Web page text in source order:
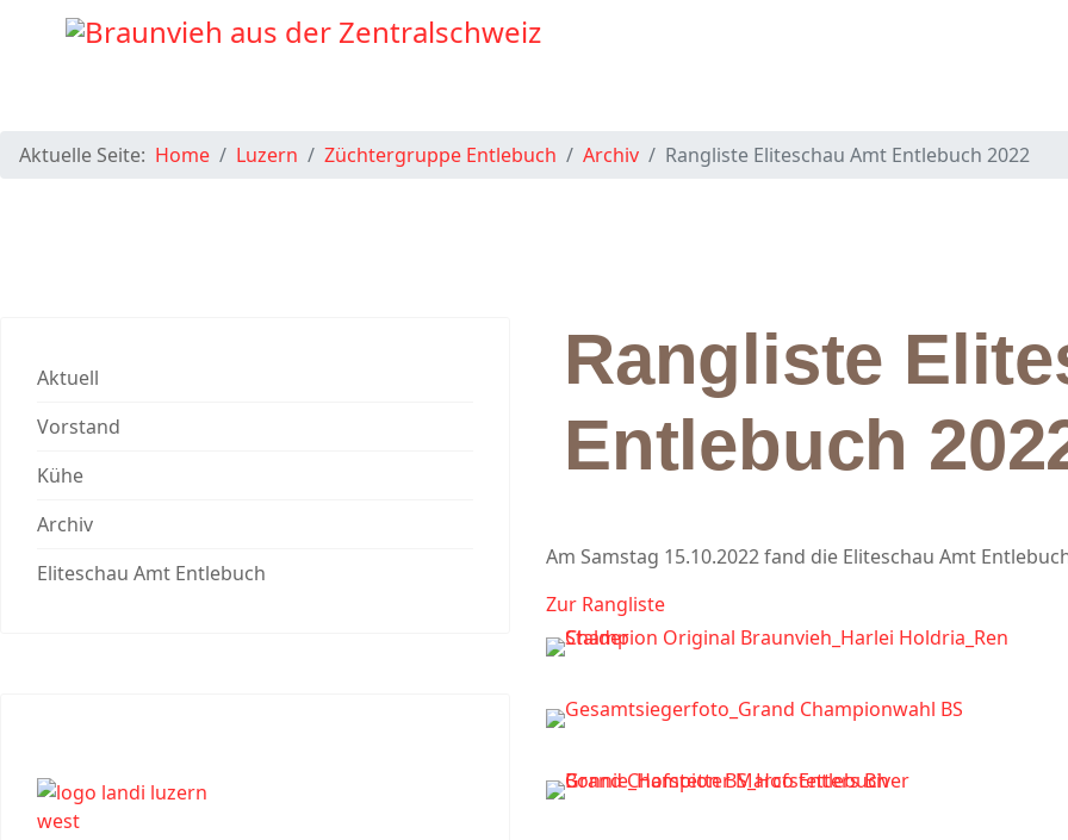
Aktuelle Seite: Home Luzern Züchtergruppe Entlebuch Archiv Rangliste Eliteschau Amt Entlebuch 2022
Aktuell
Vorstand
Kühe
Archiv
Eliteschau Amt Entlebuch
Rangliste
Entlebuch
Am Samstag 15.10.2022 fand die Eliteschau Amt
Zur Rangliste